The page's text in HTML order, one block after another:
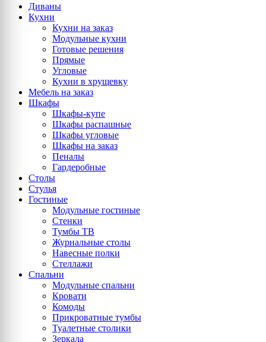
Диваны
Кухни
Кухни на заказ
Модульные кухни
Готовые решения
Прямые
Угловые
Кухни в хрущевку
Мебель на заказ
Шкафы
Шкафы-купе
Шкафы распашные
Шкафы угловые
Шкафы на заказ
Пеналы
Гардеробные
Столы
Стулья
Гостиные
Модульные гостиные
Стенки
Тумбы ТВ
Журнальные столы
Навесные полки
Стеллажи
Спальни
Модульные спальни
Кровати
Комоды
Прикроватные тумбы
Туалетные столики
Зеркала